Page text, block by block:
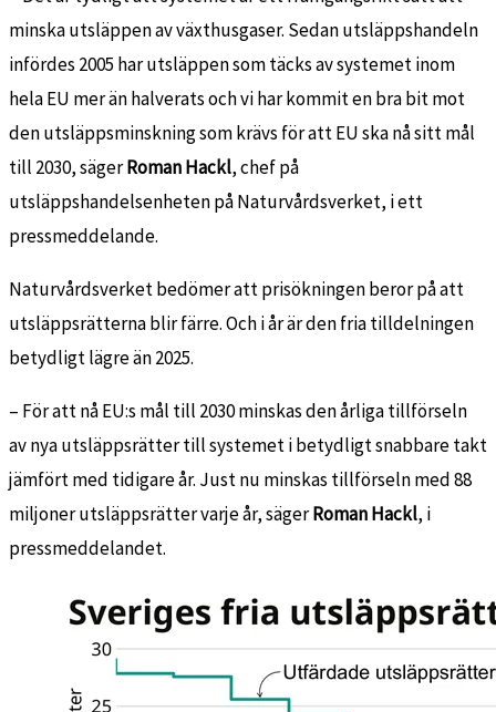
minska utsläppen av växthusgaser. Sedan utsläppshandeln
infördes 2005 har utsläppen som täcks av systemet inom
hela EU mer än halverats och vi har kommit en bra bit mot
den utsläppsminskning som krävs för att EU ska nå sitt mål
till 2030, sägerRoman Hackl, chef på
utsläppshandelsenheten på Naturvårdsverket, i ett
pressmeddelande.
Naturvårdsverket bedömer att prisökningen beror på att
utsläppsrätterna blir färre. Och i år är den fria tilldelningen
betydligt lägre än 2025.
– För att nå EU:s mål till 2030 minskas den årliga tillförseln
av nya utsläppsrätter till systemet i betydligt snabbare takt
jämfört med tidigare år. Just nu minskas tillförseln med 88
miljoner utsläppsrätter varje år, sägerRoman Hackl, i
pressmeddelandet.